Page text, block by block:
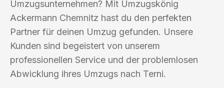
Umzugsunternehmen? Mit Umzugskönig
Ackermann Chemnitz hast du den perfekten
Partner für deinen Umzug gefunden. Unsere
Kunden sind begeistert von unserem
professionellen Service und der problemlosen
Abwicklung ihres Umzugs nach Terni.